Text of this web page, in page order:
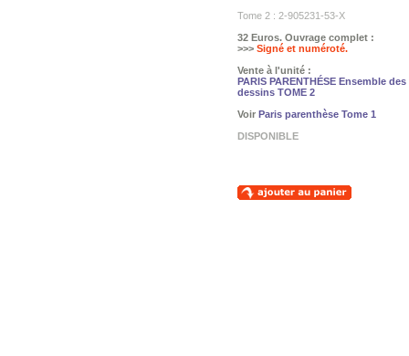
Tome 2 : 2-905231-53-X
32 Euros. Ouvrage complet :
>>> Signé et numéroté.
Vente à l'unité :
PARIS PARENTHÉSE Ensemble des
dessins TOME 2
Voir Paris parenthèse Tome 1
DISPONIBLE